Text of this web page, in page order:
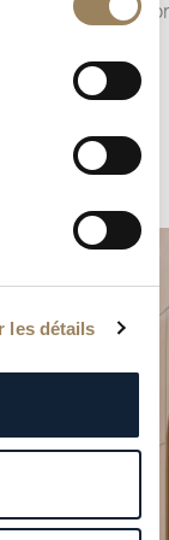
les détails
l’une de nos